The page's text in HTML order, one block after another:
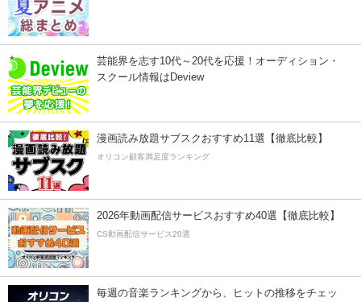
芸能界を志す10代～20代を応援！オーディション・
スクール情報はDeview
漫画読み放題サブスクおすすめ11選【徹底比較】
オリコン顧客満足度ランキング
2026年動画配信サービスおすすめ40選【徹底比較】
CS動画配信サービス20選
毎週の音楽ランキングから、ヒットの推移をチェッ